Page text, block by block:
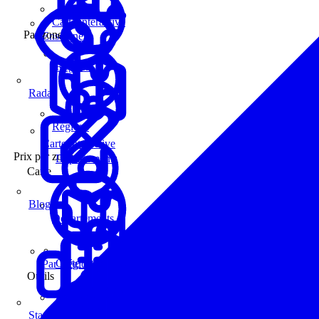
Enseignes
Carte interactive
Prix par zone
Par Région
Régions
Départements
Carte
Carte interactive
Outils
Carte interactive
Par zone
Régions
Départements
Radar
Blog
Statistiques